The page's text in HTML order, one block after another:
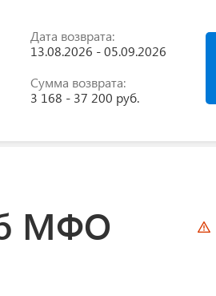
Дата возврата:
13.08.2026 - 05.09.2026
Сумма возврата:
3 168 - 37 200 руб.
МФО